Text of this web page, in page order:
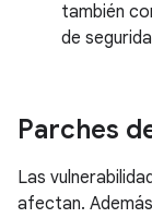
también
de
Parches
Las
afectan.